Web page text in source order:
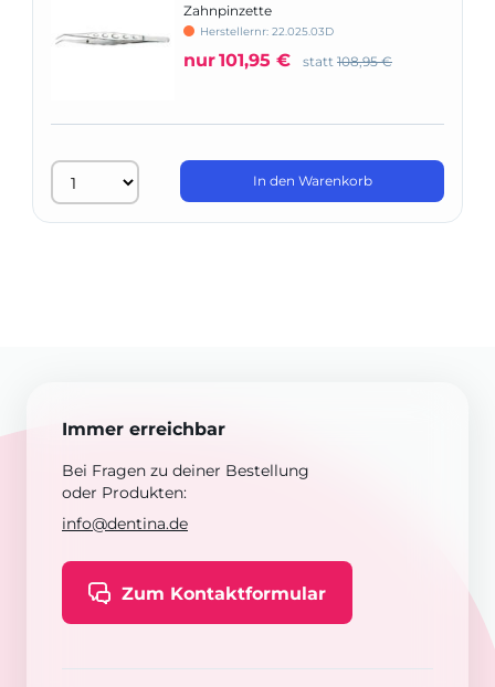
Zahnpinzette
Herstellernr: 22.025.03D
nur101,95 € statt 108,95 €
In den Warenkorb
Immer erreichbar
Bei Fragen zu deiner Bestellung
oder Produkten:
info@dentina.de
Zum Kontaktformular